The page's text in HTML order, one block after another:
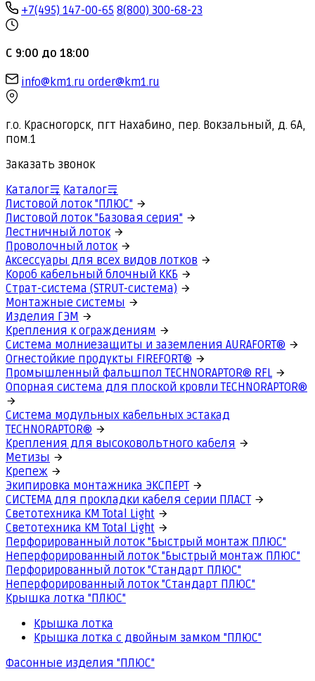
+7(495) 147-00-65 8(800) 300-68-23
С 9:00 до 18:00
info@km1.ru order@km1.ru
г.о. Красногорск, пгт Нахабино, пер. Вокзальный, д. 6А,
пом.1
Заказать звонок
Каталог
Каталог
Листовой лоток "ПЛЮС"
Листовой лоток "Базовая серия"
Лестничный лоток
Проволочный лоток
Аксессуары для всех видов лотков
Короб кабельный блочный ККБ
Страт-система (STRUT-система)
Монтажные системы
Изделия ГЭМ
Крепления к ограждениям
Система молниезащиты и заземления AURAFORT®
Огнестойкие продукты FIREFORT®
Промышленный фальшпол TECHNORAPTOR® RFL
Опорная система для плоской кровли TECHNORAPTOR®
Система модульных кабельных эстакад
TECHNORAPTOR®
Крепления для высоковольтного кабеля
Метизы
Крепеж
Экипировка монтажника ЭКСПЕРТ
СИСТЕМА для прокладки кабеля серии ПЛАСТ
Светотехника КМ Total Light
Светотехника КМ Total Light
Перфорированный лоток "Быстрый монтаж ПЛЮС"
Неперфорированный лоток "Быстрый монтаж ПЛЮС"
Перфорированный лоток "Стандарт ПЛЮС"
Неперфорированный лоток "Стандарт ПЛЮС"
Крышка лотка "ПЛЮС"
Крышка лотка
Крышка лотка с двойным замком "ПЛЮС"
Фасонные изделия "ПЛЮС"